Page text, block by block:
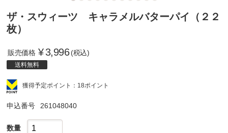
ザ・スウィーツ キャラメルバターパイ（２２
枚）
販売価格 ¥3,996 (税込)
送料無料
獲得予定ポイント：18ポイント
申込番号 261048040
数量